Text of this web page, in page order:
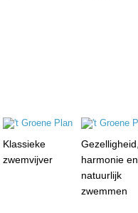
Klassieke
zwemvijver
Gezelligheid,
harmonie en
natuurlijk
zwemmen